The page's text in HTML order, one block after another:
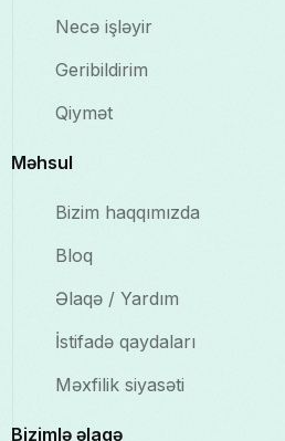
Necə işləyir
Geribildirim
Qiymət
Məhsul
Bizim haqqımızda
Bloq
Əlaqə / Yardım
İstifadə qaydaları
Məxfilik siyasəti
Bizimlə əlaqə